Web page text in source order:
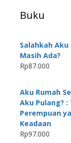
Buku
Salahkah
Masih Ada?
Rp87.000
Aku Rumah
Aku Pulang?
Perempuan
Keadaan
Rp97.000